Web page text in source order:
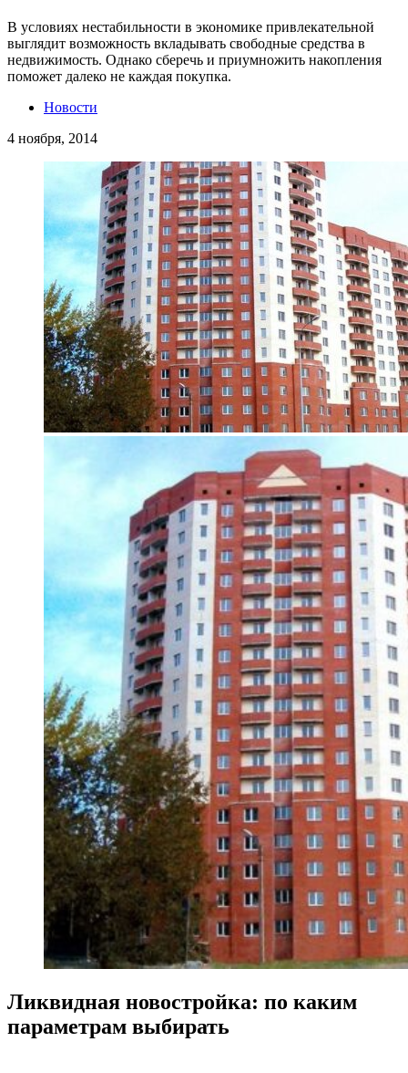
В условиях нестабильности в экономике привлекательной
выглядит возможность вкладывать свободные средства в
недвижимость. Однако сберечь и приумножить накопления
поможет далеко не каждая покупка.
Новости
4 ноября, 2014
Ликвидная новостройка: по каким
параметрам выбирать